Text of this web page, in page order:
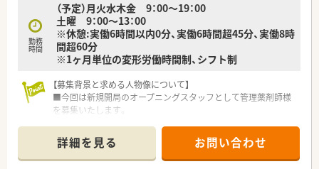
ため、風通しが良く社員を大切にする社風があります。
■地域密着型のマンツーマン店舗を多く展開しており、患者様の
家族各世代から頼られる薬局作りを推進しています。
【勤務実態について】
ビス残業が発生しないため安心して勤務できます。
■有給休暇の取得率は100％を誇っており、ワークライフバラン
スを重視して働きたい方に大変おすすめの職場です。
■ラストの勤務時間は20時過ぎ頃となるため、極端に帰宅が遅
くなることがなく生活リズムを維持しやすいです。
勤務
時間
（予定）月火水木金 9：00～19：00
土曜 9：00～13：00
※休憩:実働6時間以内0分、実働6時間超45分、実働8時
間超60分
※1ヶ月単位の変形労働時間制、シフト制
【募集背景と求める人物像について】
■今回は新規開局のオープニングスタッフとして管理薬剤師様
を募集いたします。
極的に学んでいける方を歓迎しています。
■多くの患者様が来局されるため、チームワークを大切にし、円
滑なコミュニケーションが取れる方を求めています。
詳細を見る お問い合わせ